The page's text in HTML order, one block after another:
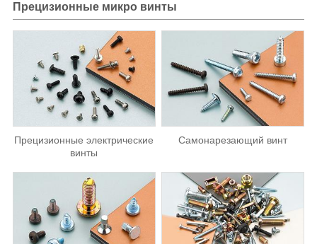
Прецизионные микро винты
Прецизионные электрические
винты
Самонарезающий винт